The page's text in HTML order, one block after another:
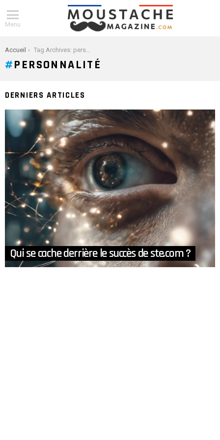
Menu
You are here:
Accueil Tag Archives: personnalité
PERSONNALITÉ
DERNIERS ARTICLES
Qui se cache derrière le succès de ste.com ?